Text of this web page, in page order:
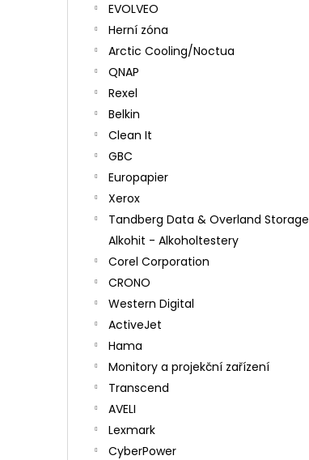
EVOLVEO
Herní zóna
Arctic Cooling/Noctua
QNAP
Rexel
Belkin
Clean It
GBC
Europapier
Xerox
Tandberg Data & Overland Storage
Alkohit - Alkoholtestery
Corel Corporation
CRONO
Western Digital
ActiveJet
Hama
Monitory a projekční zařízení
Transcend
AVELI
Lexmark
CyberPower